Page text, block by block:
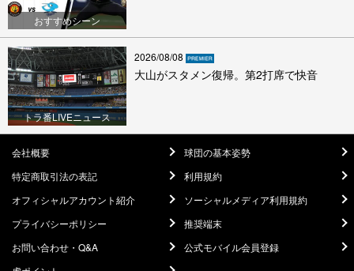
おすすめシーン
トラ番LIVEニュース
2026/08/08
大山がスタメン復帰。第2打席で快音
会社概要
球団の基本姿勢
特定商取引法の表記
利用規約
オフィシャルアカウント紹介
ソーシャルメディア利用規約
プライバシーポリシー
推奨端末
お問い合わせ・Q&A
公式モバイル会員登録